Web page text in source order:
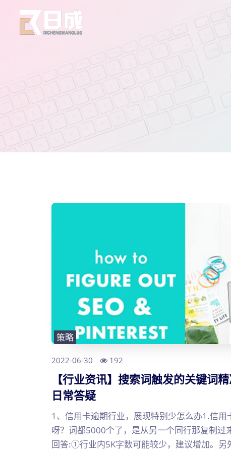
策略
2022-06-30 192
【行业资讯】搜索词触发的关键词
日常答疑
1、信用卡逾期行业，展现特别少怎么办1.信用
呀？词都5000个了，是从另一个同行那复制过
回答:①行业内5K字数可能较少，建议增加。另